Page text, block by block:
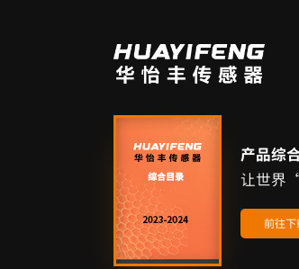
产品综
让世界
前往下